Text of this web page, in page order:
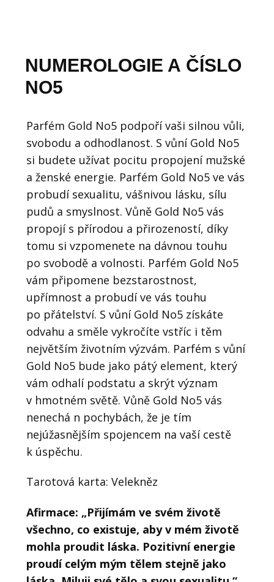
NUMEROLOGIE A ČÍSLO
NO5
Parfém Gold No5 podpoří vaši silnou vůli,
svobodu a odhodlanost. S vůní Gold No5
si budete užívat pocitu propojení mužské
a ženské energie. Parfém Gold No5 ve vás
probudí sexualitu, vášnivou lásku, sílu
pudů a smyslnost. Vůně Gold No5 vás
propojí s přírodou a přirozeností, díky
tomu si vzpomenete na dávnou touhu
po svobodě a volnosti. Parfém Gold No5
vám připomene bezstarostnost,
upřímnost a probudí ve vás touhu
po přátelství. S vůní Gold No5 získáte
odvahu a směle vykročíte vstříc i těm
největším životním výzvám. Parfém s vůní
Gold No5 bude jako pátý element, který
vám odhalí podstatu a skrýt význam
v hmotném světě. Vůně Gold No5 vás
nenechá n pochybách, že je tím
nejúžasnějším spojencem na vaší cestě
k úspěchu.
Tarotová karta: Velekněz
Afirmace: „Přijímám ve svém životě
všechno, co existuje, aby v mém životě
mohla proudit láska. Pozitivní energie
proudí celým mým tělem stejně jako